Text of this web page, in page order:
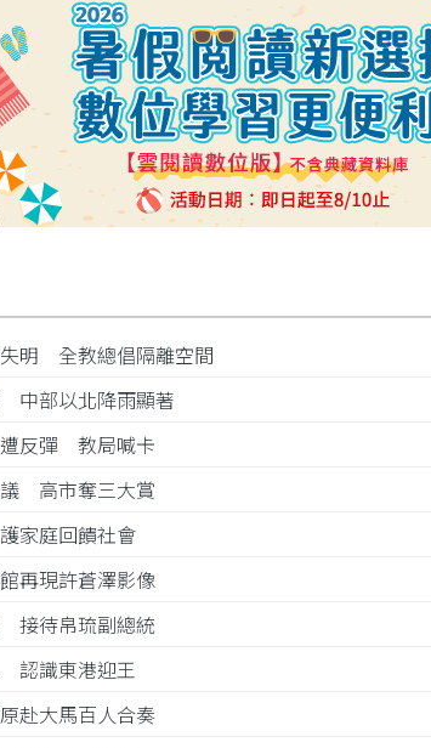
失明 全教總倡隔離空間
中部以北降雨顯著
遭反彈 教局喊卡
議 高市奪三大賞
家庭回饋社會
再現許蒼澤影像
接待帛琉副總統
認識東港迎王
赴大馬百人合奏